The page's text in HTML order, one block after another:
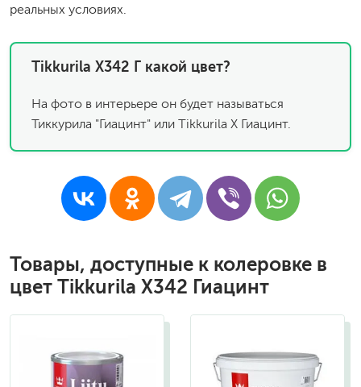
реальных условиях.
Tikkurila X342 Г какой цвет?
На фото в интерьере он будет называться
Тиккурила "Гиацинт" или Tikkurila X Гиацинт.
Товары, доступные к колеровке в
цвет Tikkurila X342 Гиацинт